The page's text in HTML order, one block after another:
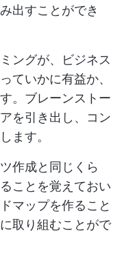
出すことができ
ングが、ビジネス
ていかに有益か、
。ブレーンストー
を引き出し、コン
ます。
作成と同じくら
ことを覚えておい
マップを作ること
取り組むことがで